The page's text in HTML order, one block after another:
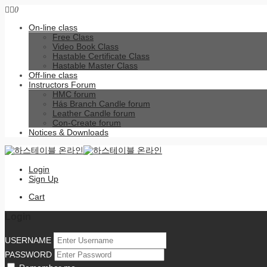
0
On-line class
Free Class
Video Book Class
Hastable Certificate Class
Hastable Master Class
Off-line class
Instructors Forum
HMC forum
Hás Branch Candle forum
Leather Candle forum
Con-Create forum
Notices & Downloads
Login
Sign Up
Cart
USERNAME
PASSWORD